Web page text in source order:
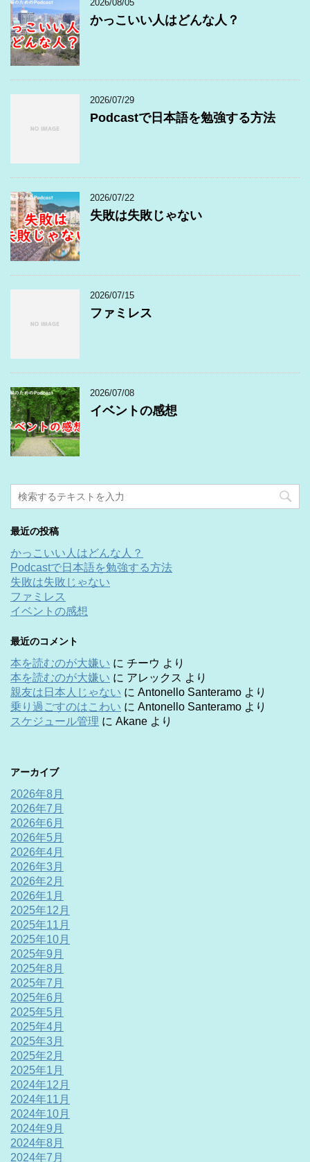
2026/08/05
かっこいい人はどんな人？
2026/07/29
Podcastで日本語を勉強する方法
2026/07/22
失敗は失敗じゃない
2026/07/15
ファミレス
2026/07/08
イベントの感想
最近の投稿
かっこいい人はどんな人？
Podcastで日本語を勉強する方法
失敗は失敗じゃない
ファミレス
イベントの感想
最近のコメント
本を読むのが大嫌い に チーウ より
本を読むのが大嫌い に アレックス より
親友は日本人じゃない に Antonello Santeramo より
乗り過ごすのはこわい に Antonello Santeramo より
スケジュール管理 に Akane より
アーカイブ
2026年8月
2026年7月
2026年6月
2026年5月
2026年4月
2026年3月
2026年2月
2026年1月
2025年12月
2025年11月
2025年10月
2025年9月
2025年8月
2025年7月
2025年6月
2025年5月
2025年4月
2025年3月
2025年2月
2025年1月
2024年12月
2024年11月
2024年10月
2024年9月
2024年8月
2024年7月